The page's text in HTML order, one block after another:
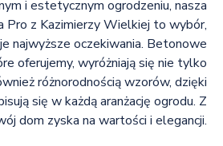
i estetycznym ogrodzeniu, nasza
Pro z Kazimierzy Wielkiej to wybór,
najwyższe oczekiwania. Betonowe
oferujemy, wyróżniają się nie tylko
różnorodnością wzorów, dzięki
się w każdą aranżację ogrodu. Z
dom zyska na wartości i elegancji.